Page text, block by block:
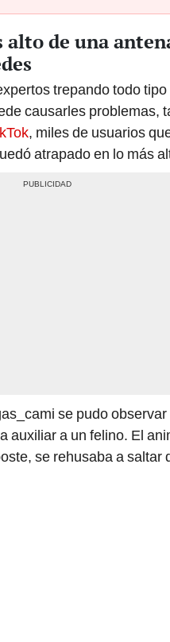
alto de una
trepando todo
causarles problemas,
, miles de usuarios
atrapado en lo más
se pudo
auxiliar a un felino. El
se rehusaba a saltar